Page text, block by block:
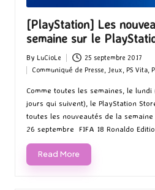
[PlayStation] Les
semaine sur le
Posted
by
By LuCioLe 25 septembre 2017
in
Communiqué de Presse, Jeux,PS Vita,
Comme toutes les semaines, le
jours qui suivent), le PlayStation
toutes les nouveautés de la
26 septembre FIFA 18 Ronaldo
Read More